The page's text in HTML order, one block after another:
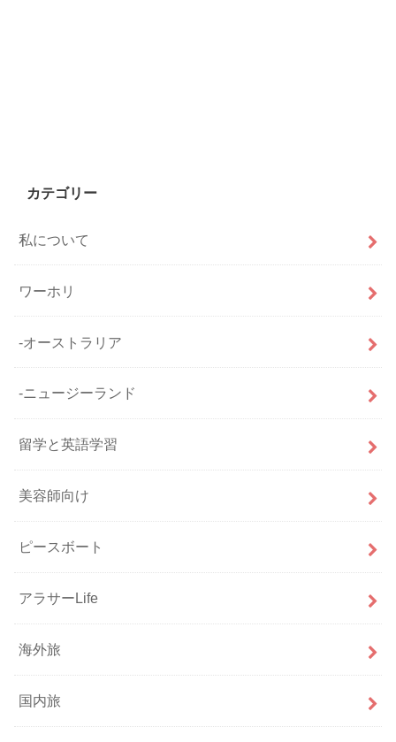
カテゴリー
私について
ワーホリ
-オーストラリア
-ニュージーランド
留学と英語学習
美容師向け
ピースボート
アラサーLife
海外旅
国内旅